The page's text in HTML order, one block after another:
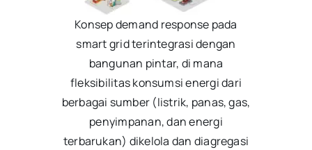
Konsep demand response pada
smart grid terintegrasi dengan
bangunan pintar, di mana
fleksibilitas konsumsi energi dari
berbagai sumber (listrik, panas, gas,
penyimpanan, dan energi
terbarukan) dikelola dan diagregasi